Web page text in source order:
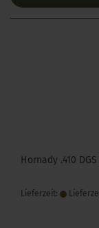
Hornady .410
Lieferzeit: